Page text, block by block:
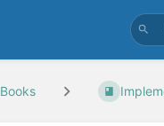
Books